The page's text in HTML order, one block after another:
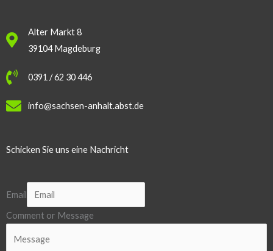
Alter Markt 8
39104 Magdeburg
0391 / 62 30 446
info@sachsen-anhalt.abst.de
Schicken Sie uns eine Nachricht
Email
Comment or Message